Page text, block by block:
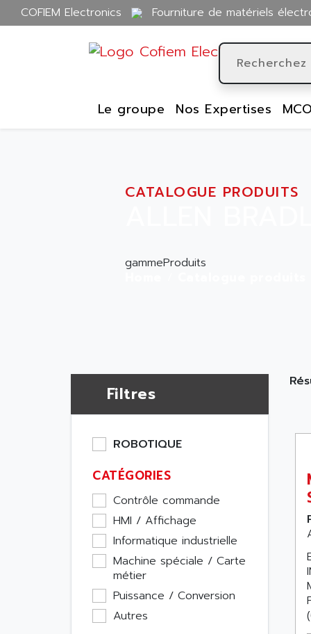
COFIEM Electronics Fourniture de matériels
Le groupe Nos Expertises
CATALOGUE PRODUITS
gammeProduits
Filtres
ROBOTIQUE
CATÉGORIES
Contrôle commande
HMI / Affichage
Informatique industrielle
Machine spéciale / Carte
métier
Puissance / Conversion
Autres